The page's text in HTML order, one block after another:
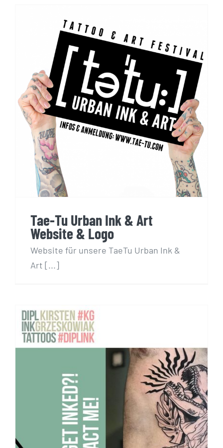
Tae-Tu Urban Ink & Art
Website & Logo
Tae-Tu Urban Ink & Art
Website & Logo
Website für unsere TaeTu Urban Ink &
Art [...]
Redesign der Dipl-Ink Tattoo
Website